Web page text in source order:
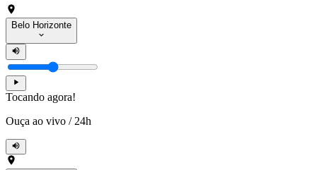
Belo Horizonte
Tocando agora!
Ouça ao vivo / 24h